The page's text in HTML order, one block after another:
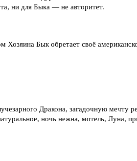
ни для Быка — не авторитет.
Хозяина Бык обретает своё
Дракона, загадочную мечту
ночь нежна, мотель, Луна,